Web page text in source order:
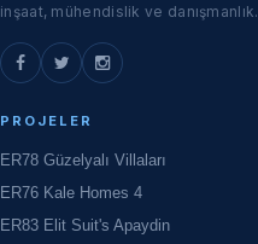
inşaat, mühendislik ve danışmanlık.
PROJELER
ER78 Güzelyalı Villaları
ER76 Kale Homes 4
ER83 Elit Suit's Apaydin